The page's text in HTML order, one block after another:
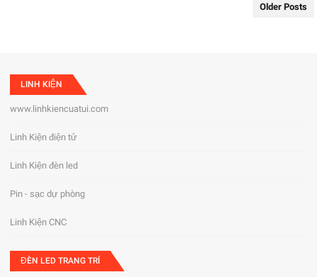
Older Posts
LINH KIỆN
www.linhkiencuatui.com
Linh Kiện điện tử
Linh Kiện đèn led
Pin - sạc dự phòng
Linh Kiện CNC
ĐÈN LED TRANG TRÍ